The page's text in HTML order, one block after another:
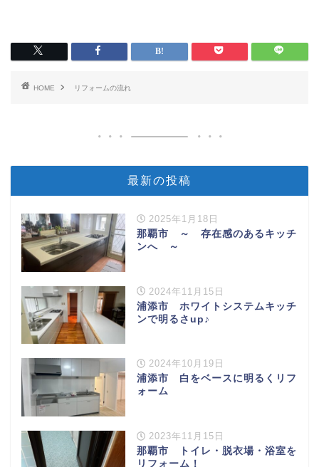
HOME リフォームの流れ
最新の投稿
2025年1月18日
那覇市 ～ 存在感のあるキッチ
ンへ ～
2024年11月15日
浦添市 ホワイトシステムキッチ
ンで明るさup♪
2024年10月19日
浦添市 白をベースに明るくリフ
ォーム
2023年11月15日
那覇市 トイレ・脱衣場・浴室を
リフォーム！